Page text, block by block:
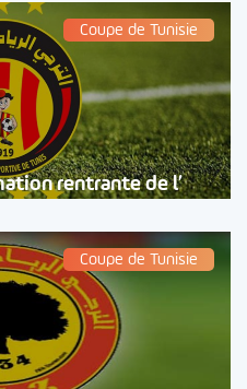
Coupe de Tunisie
rentrante de l’
Coupe de Tunisie